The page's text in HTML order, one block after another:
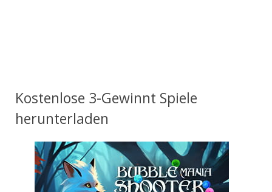
Kostenlose 3-Gewinnt Spiele
herunterladen